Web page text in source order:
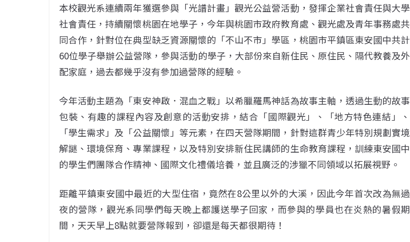
本校觀光系連續兩年獲選參與「光譜計畫」觀光公益營活動，發揮企業社會責任與大學
社會責任，持續關懷桃園在地學子，今年與桃園市政府教育處、觀光處及青年事務處共
同合作，針對位在典型缺乏資源關懷的「不山不市」學區，桃園市平鎮區東安國中共計
60位學子舉辦公益營隊，參與活動的學子，大部份來自新住民、原住民、隔代教養及外
配家庭，過去都幾乎沒有參加過營隊的經驗。
今年活動主題為「東安神啟．混血之戰」以希臘羅馬神話為故事主軸，透過生動的故事
包裝、有趣的課程內容及創意的活動安排，結合「國際觀光」、「地方特色連結」、
「學生需求」及「公益關懷」等元素，在四天營隊期間，針對這群青少年特別規劃實境
解謎、環境保育、專業課程，以及特別安排新住民講師的生命教育課程，訓練東安國中
的學生們團隊合作精神、國際文化禮儀培養，並且廣泛的涉獵不同領域以拓展視野。
距離平鎮東安國中最近的大型住宿，竟然在8公里以外的大溪，因此今年首次改為無過
夜的營隊，觀光系同學們每天晚上都護送學子回家，而參與的學員也在炎熱的暑假期
間，天天早上8點就要營隊報到，卻還是每天都很期待！